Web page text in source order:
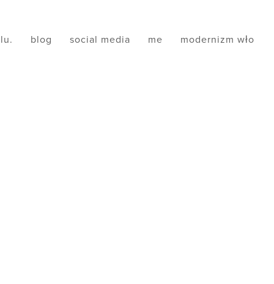
blog social media me modernizm wło